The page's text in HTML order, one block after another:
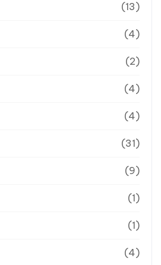
(13)
(4)
(2)
(4)
(4)
(31)
(9)
(1)
(1)
(4)